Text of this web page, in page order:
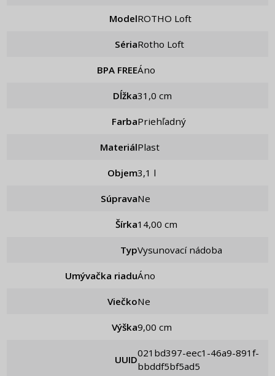
Model ROTHO Loft
Séria Rotho Loft
BPA FREE Áno
Dĺžka 31,0 cm
Farba Priehľadný
Materiál Plast
Objem 3,1 l
Súprava ne
Šírka 14,00 cm
Typ Vysunovací nádoba
Umývačka riadu Áno
Viečko ne
Výška 9,00 cm
UUID
021bd397-eec1-46a9-891f-
bbddf5bf5ad5